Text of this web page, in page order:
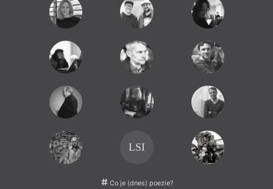
LSI
Co je (dnes) poezie?